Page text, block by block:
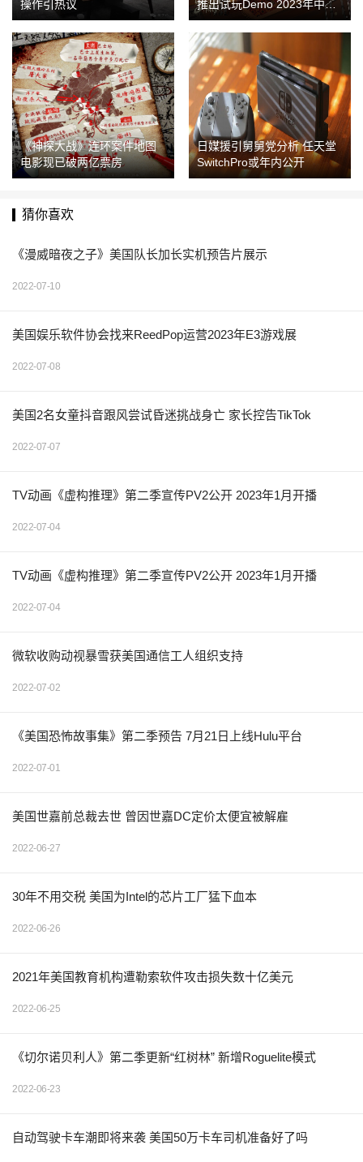
操作引热议
推出试玩Demo 2023年中发
售
《神探大战》连环案件地图
电影现已破两亿票房
日媒援引舅舅党分析 任天堂
SwitchPro或年内公开
猜你喜欢
《漫威暗夜之子》美国队长加长实机预告片展示
2022-07-10
美国娱乐软件协会找来ReedPop运营2023年E3游戏展
2022-07-08
美国2名女童抖音跟风尝试昏迷挑战身亡 家长控告TikTok
2022-07-07
TV动画《虚构推理》第二季宣传PV2公开 2023年1月开播
2022-07-04
TV动画《虚构推理》第二季宣传PV2公开 2023年1月开播
2022-07-04
微软收购动视暴雪获美国通信工人组织支持
2022-07-02
《美国恐怖故事集》第二季预告 7月21日上线Hulu平台
2022-07-01
美国世嘉前总裁去世 曾因世嘉DC定价太便宜被解雇
2022-06-27
30年不用交税 美国为Intel的芯片工厂猛下血本
2022-06-26
2021年美国教育机构遭勒索软件攻击损失数十亿美元
2022-06-25
《切尔诺贝利人》第二季更新“红树林” 新增Roguelite模式
2022-06-23
自动驾驶卡车潮即将来袭 美国50万卡车司机准备好了吗